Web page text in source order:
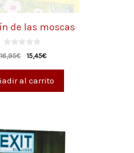
de las moscas
0
d
16,95€ 15,45€
al carrito